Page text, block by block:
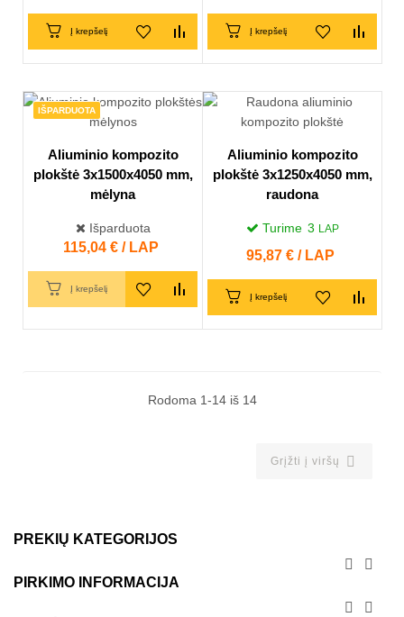
Į krepšelį Į krepšelį
IŠPARDUOTA
Aliuminio kompozito
plokštė 3x1500x4050 mm,
mėlyna
Išparduota
Kaina
115,04 € / LAP
Į krepšelį
Aliuminio kompozito
plokštė 3x1250x4050 mm,
raudona
Turime 3 LAP
Kaina
95,87 € / LAP
Į krepšelį
Rodoma 1-14 iš 14
Grįžti į viršų 
PREKIŲ KATEGORIJOS


PIRKIMO INFORMACIJA

